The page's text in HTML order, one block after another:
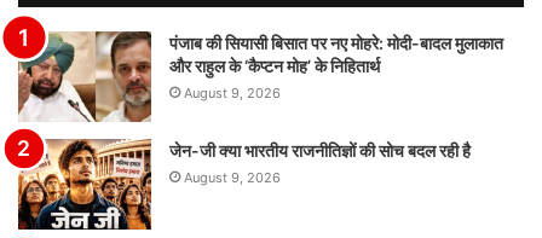
पंजाब की सियासी बिसात पर नए मोहरे: मोदी-बादल मुलाकात
और राहुल के ‘कैप्टन मोह’ के निहितार्थ
August 9, 2026
जेन-जी क्या भारतीय राजनीतिज्ञों की सोच बदल रही है
August 9, 2026